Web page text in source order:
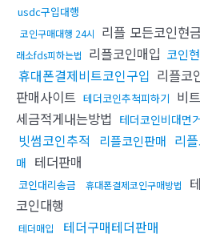
usdc구입대행
코인구매대행 24시 리플 모든코인현
래소fds피하는법
리플코인매입 코인
휴대폰결제비트코인구입 리플코
판매사이트 테더코인추척피하기 비
세금적게내는방법 테더코인비대면
빗썸코인추적 리플코인판매 리
매 테더판매
코인대리송금 휴대폰결제코인구매방법
코인대행
테더매입 테더구매테더판매